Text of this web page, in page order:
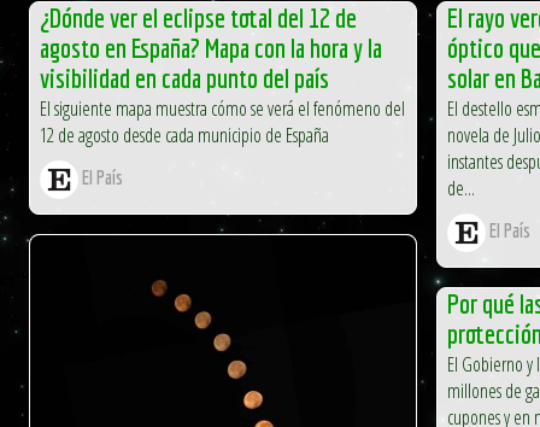
¿Dónde ver el eclipse total del 12 de
agosto en España? Mapa con la hora y la
visibilidad en cada punto del país
El siguiente mapa muestra cómo se verá el fenómeno del
12 de agosto desde cada municipio de España
El País
El rayo
óptico
solar en
El destello
novela de
instantes
de...
El País
Por qué
El Gobierno y
millones de
cupones y en